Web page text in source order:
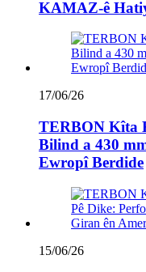
KAMAZ-ê
17/06/26
TERBON Kîta
Bilind a 430
Ewropî Berdide
15/06/26